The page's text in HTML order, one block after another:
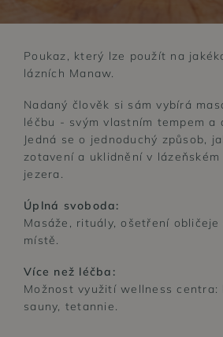
Poukaz, který lze použít na
lázních Manaw.
Nadaný člověk si sám vybírá
léčbu - svým vlastním tempem a
Jedná se o jednoduchý způsob,
zotavení a uklidnění v
jezera.
Úplná svoboda:
Masáže, rituály, ošetření
místě.
Více než léčba:
Možnost využití wellness centra:
sauny, tetannie.